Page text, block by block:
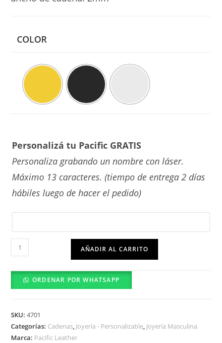
COLOR
Personalizá tu Pacific GRATIS
Personaliza grabando un nombre con láser.
Máximo 13 caracteres. (tiempo de entrega 2 días
hábiles luego de hacer el pedido)
Cadena
Placa
Militar
cantidad
AÑADIR AL CARRITO
ORDENAR POR WHATSAPP
SKU:4701
Categorías: Cadenas, Joyería - Personalizable, Joyería Masculina
Marca: Pacific Leather